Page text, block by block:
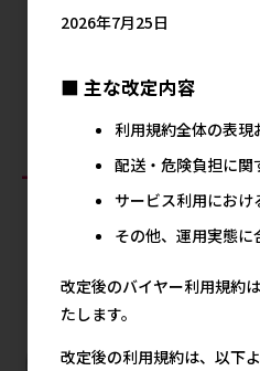
すべての犬猫用品 消臭･
おすすめ商品
2026年7月25日
■ 主な改定内容
利用規約全体の表現
配送・危険負担に関
サービス利用にお
その他、運用実態
改定後のバイヤー利用規約
たします。
改定後の利用規約は、以下